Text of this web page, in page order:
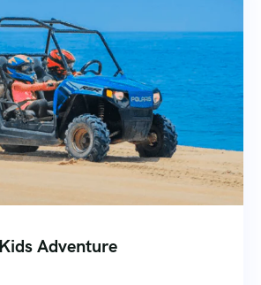
Adventure